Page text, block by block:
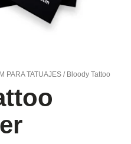
PARA TATUAJES / Bloody Tattoo